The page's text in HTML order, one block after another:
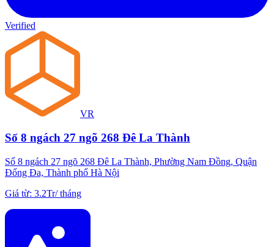
Verified
VR
Số 8 ngách 27 ngõ 268 Đê La Thành
Số 8 ngách 27 ngõ 268 Đê La Thành, Phường Nam Đồng, Quận
Đống Đa, Thành phố Hà Nội
Giá từ: 3.2Tr/tháng